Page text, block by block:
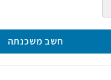
חשב משכנתה